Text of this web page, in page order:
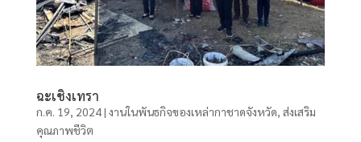
ฉะเชิงเทรา
ก.ค. 19, 2024| งานในพันธกิจของเหล่ากาชาดจังหวัด, ส่งเสริม
คุณภาพชีวิต